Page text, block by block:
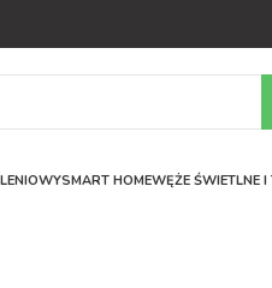
SMART HOMEWĘŻE ŚWIETLNE I